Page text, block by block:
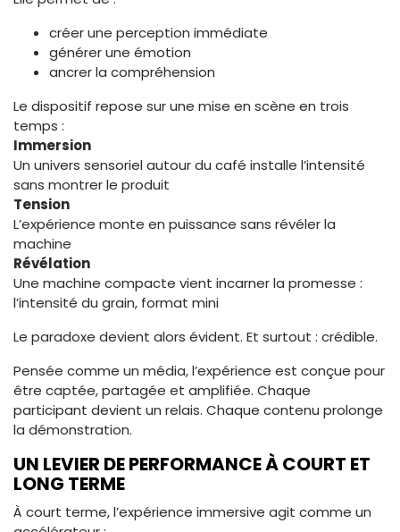
créer une perception immédiate
générer une émotion
ancrer la compréhension
Le dispositif repose sur une mise en scène en trois
temps :
Immersion
Un univers sensoriel autour du café installe l’intensité
sans montrer le produit
Tension
L’expérience monte en puissance sans révéler la
machine
Révélation
Une machine compacte vient incarner la promesse :
l’intensité du grain, format mini
Le paradoxe devient alors évident. Et surtout : crédible.
Pensée comme un média, l’expérience est conçue pour
être captée, partagée et amplifiée. Chaque
participant devient un relais. Chaque contenu prolonge
la démonstration.
UN LEVIER DE PERFORMANCE À COURT ET
LONG TERME
À court terme, l’expérience immersive agit comme un